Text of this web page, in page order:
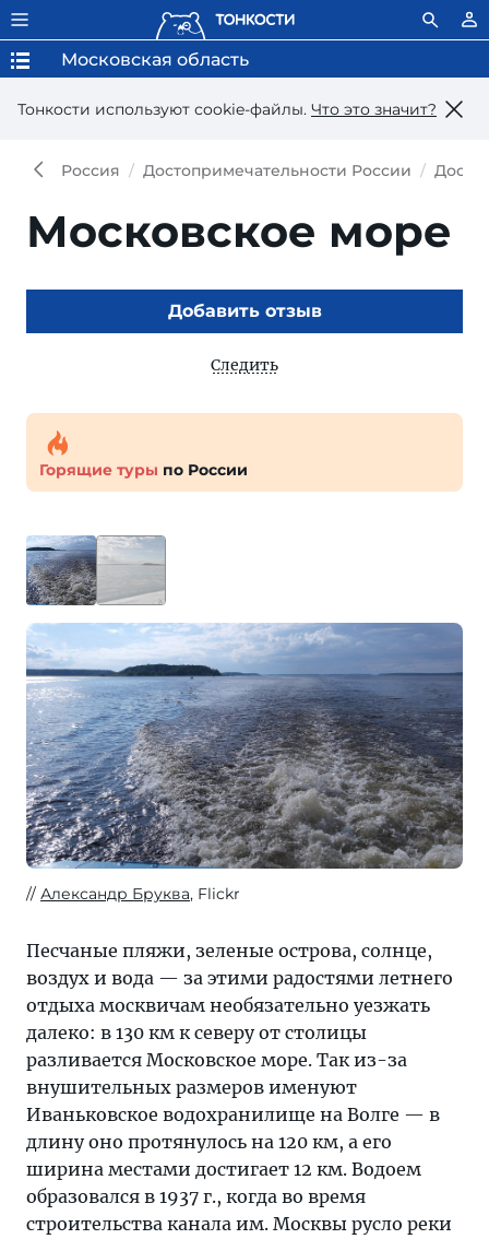
Тонкости используют сookie-файлы. Что это значит?
Московская область
Россия Достопримечательности России
Московское море
Добавить отзыв
Следить
Горящие туры по России
Александр Бруква, Flickr
Песчаные пляжи, зеленые острова, солнце,
воздух и вода — за этими радостями летнего
отдыха москвичам необязательно уезжать
далеко: в 130 км к северу от столицы
разливается Московское море. Так из-за
внушительных размеров именуют
Иваньковское водохранилище на Волге — в
длину оно протянулось на 120 км, а его
ширина местами достигает 12 км. Водоем
образовался в 1937 г., когда во время
строительства канала им. Москвы русло реки